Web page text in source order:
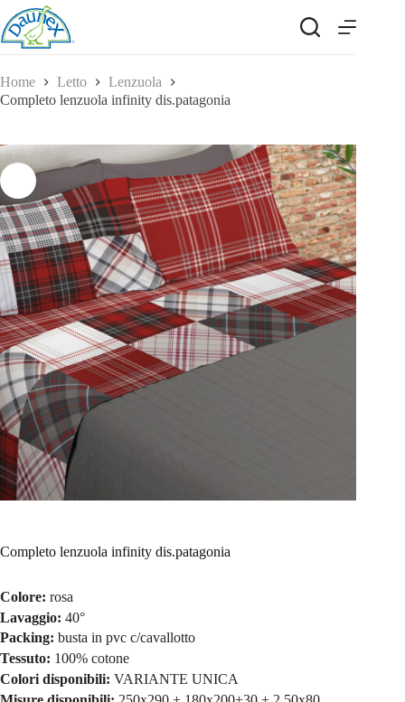
Salta
al
contenuto
Home Letto
Lenzuola
Completo lenzuola infinity dis.patagonia
Completo lenzuola infinity dis.patagonia
Colore: rosa
Lavaggio: 40°
Packing: busta in pvc c/cavallotto
Tessuto: 100% cotone
Colori disponibili: VARIANTE UNICA